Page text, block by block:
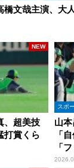
橋文哉主演、大
、超美技
打賞くら
NEW
スポ
山
「
「
くれ